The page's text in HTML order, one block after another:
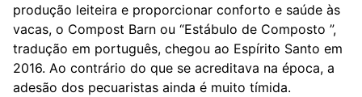
produção leiteira e proporcionar conforto e saúde às
vacas, o Compost Barn ou “Estábulo de Composto ”,
tradução em português, chegou ao Espírito Santo em
2016. Ao contrário do que se acreditava na época, a
adesão dos pecuaristas ainda é muito tímida.